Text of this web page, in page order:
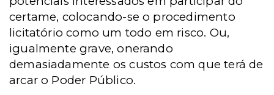
certame, colocando-se o procedimento
licitatório como um todo em risco. Ou,
igualmente grave, onerando
demasiadamente os custos com que terá de
arcar o Poder Público.